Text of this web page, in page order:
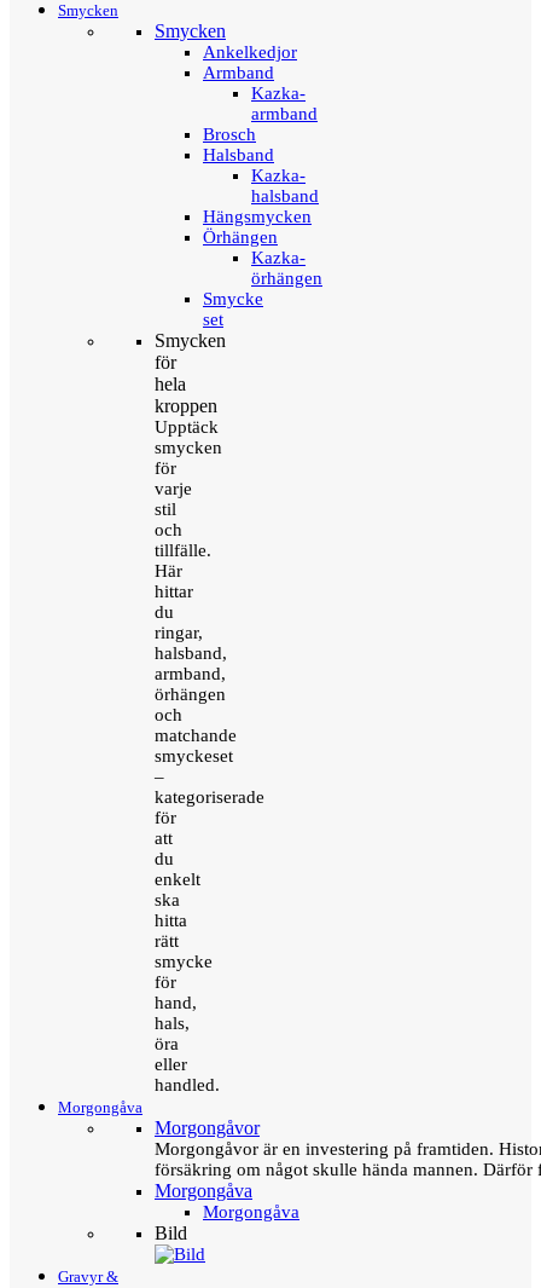
Smycken
Smycken
Ankelkedjor
Armband
Kazka-
armband
Brosch
Halsband
Kazka-
halsband
Hängsmycken
Örhängen
Kazka-
örhängen
Smycke
set
Smycken
för
hela
kroppen
Upptäck
smycken
för
varje
stil
och
tillfälle.
Här
hittar
du
ringar,
halsband,
armband,
örhängen
och
matchande
smyckeset
–
kategoriserade
för
att
du
enkelt
ska
hitta
rätt
smycke
för
hand,
hals,
öra
eller
handled.
Morgongåva
Morgongåvor
Morgongåvor är en investering på framtiden.
försäkring om något skulle hända mannen.
Morgongåva
Morgongåva
Bild
Gravyr &